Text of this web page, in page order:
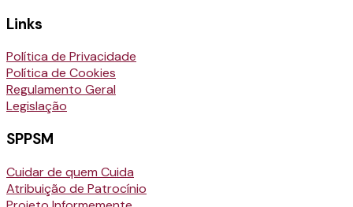
Links
Política de Privacidade
Política de Cookies
Regulamento Geral
Legislação
SPPSM
Cuidar de quem Cuida
Atribuição de Patrocínio